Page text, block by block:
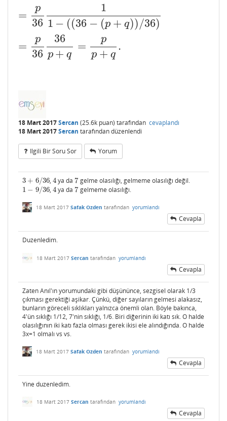
=
p
36
1
1 − ((36 − (p + q))/36)
=
p
36
36
p + q
=
p
p + q
.
18 Mart 2017Sercan (25.6k puan) tarafından cevaplandı
18 Mart 2017Sercan tarafındandüzenlendi
Ilgili Bir Soru Sor Yorum
3 + 6/36
3 +6 36 ,4
4ya da 7
7 gelme olasılığı, gelmeme olasılığı değil.
1 − 9/36
1 −9 36 ,4
4ya da 7
7 gelmeme olasılığı.
18 Mart 2017 Safak Ozden tarafından yorumlandı
Cevapla
Duzenledim.
18 Mart 2017 Sercan tarafından yorumlandı
Cevapla
Zaten Anıl'ınyorumundaki gibi düşününce, sezgisel olarak 1/3
çıkması gerektiği aşikar. Çünkü, diğer sayıların gelmesi alakasız,
bunların göreceli sıklıkları yalnızca önemli olan. Böyle bakınca,
4'ün sıklığı 1/12, 7'nin sıklığı, 1/6. Biri diğerinin iki katı sık. O halde
olasılığının iki katı fazla olması gerek ikisi ele alındığında. O halde
3x=1 olmalı vs vs.
18 Mart 2017 Safak Ozden tarafından yorumlandı
Cevapla
Yine duzenledim.
18 Mart 2017 Sercan tarafından yorumlandı
Cevapla